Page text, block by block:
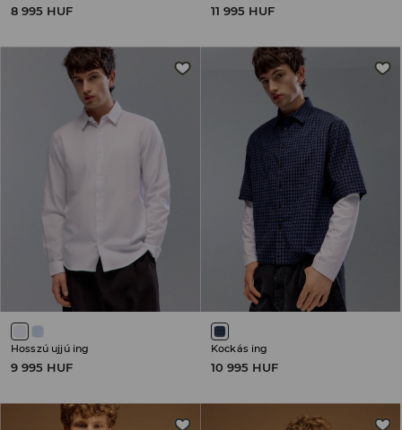
8 995 HUF 11 995 HUF
Hosszú ujjú ing
9 995 HUF
Kockás ing
10 995 HUF